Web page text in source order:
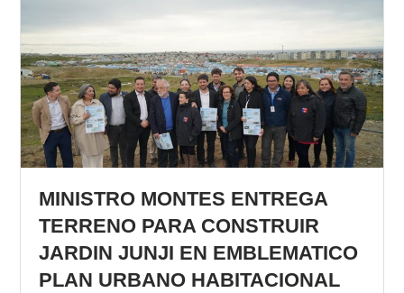
MINISTRO MONTES ENTREGA
TERRENO PARA CONSTRUIR
JARDIN JUNJI EN EMBLEMATICO
PLAN URBANO HABITACIONAL